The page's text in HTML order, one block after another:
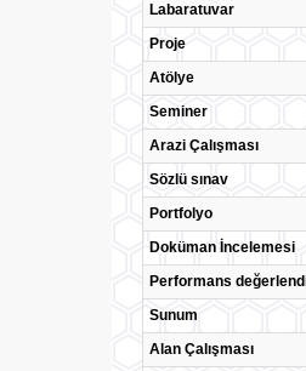
Labaratuvar
Proje
Atölye
Seminer
Arazi Çalışması
Sözlü sınav
Portfolyo
Doküman İncelemesi
Performans
Sunum
Alan Çalışması